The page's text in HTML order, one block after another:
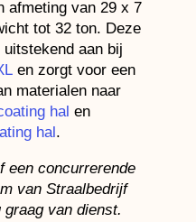
afmeting van 29 x 7
tot 32 ton. Deze
aan bij
en zorgt voor een
materialen naar
hal en
hal.
een concurrerende
van Straalbedrijf
van dienst.